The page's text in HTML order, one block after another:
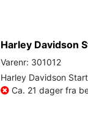
Harley Davidson
Varenr: 301012
Harley Davidson
Ca. 21 dager fra